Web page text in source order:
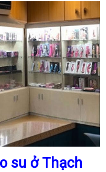
su ở Thạch